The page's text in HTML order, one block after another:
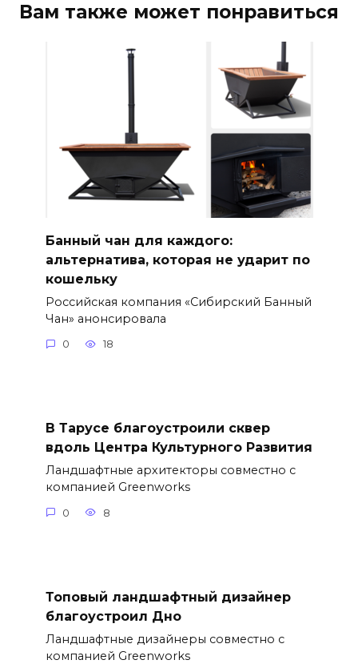
Вам также может понравиться
Банный чан для каждого:
альтернатива, которая не ударит по
кошельку
Российская компания «Сибирский Банный
Чан» анонсировала
0 18
В Тарусе благоустроили сквер
вдоль Центра Культурного Развития
Ландшафтные архитекторы совместно с
компанией Greenworks
0 8
Топовый ландшафтный дизайнер
благоустроил Дно
Ландшафтные дизайнеры совместно с
компанией Greenworks